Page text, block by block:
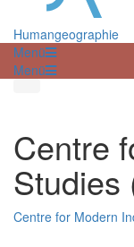
Humangeographie
Menü
Menü
Centre
Studies
Centre for Modern